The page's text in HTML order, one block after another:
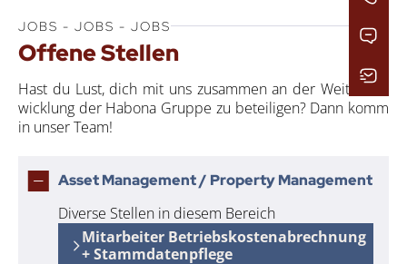
JOBS - JOBS - JOBS
Offe­ne Stel­len
Hast du Lust, dich mit uns zusam­men an der Wei­ter­ent­
wick­lung der Hab­o­na Grup­pe zu betei­li­gen? Dann komm
in unser Team!
Asset Management / Property Management
Diverse Stellen in diesem Bereich
Mitarbeiter Betriebskostenabrechnung
+ Stammdatenpflege